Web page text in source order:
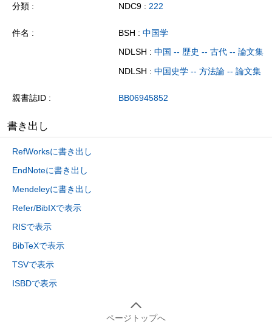
分類 NDC9 : 222
件名 BSH : 中国学
NDLSH : 中国 -- 歴史 -- 古代 -- 論文集
NDLSH : 中国史学 -- 方法論 -- 論文集
親書誌ID BB06945852
書き出し
RefWorksに書き出し
EndNoteに書き出し
Mendeleyに書き出し
Refer/BibIXで表示
RISで表示
BibTeXで表示
TSVで表示
ISBDで表示
ページトップへ